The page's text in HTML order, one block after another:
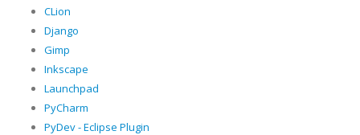
CLion
Django
Gimp
Inkscape
Launchpad
PyCharm
PyDev - Eclipse Plugin